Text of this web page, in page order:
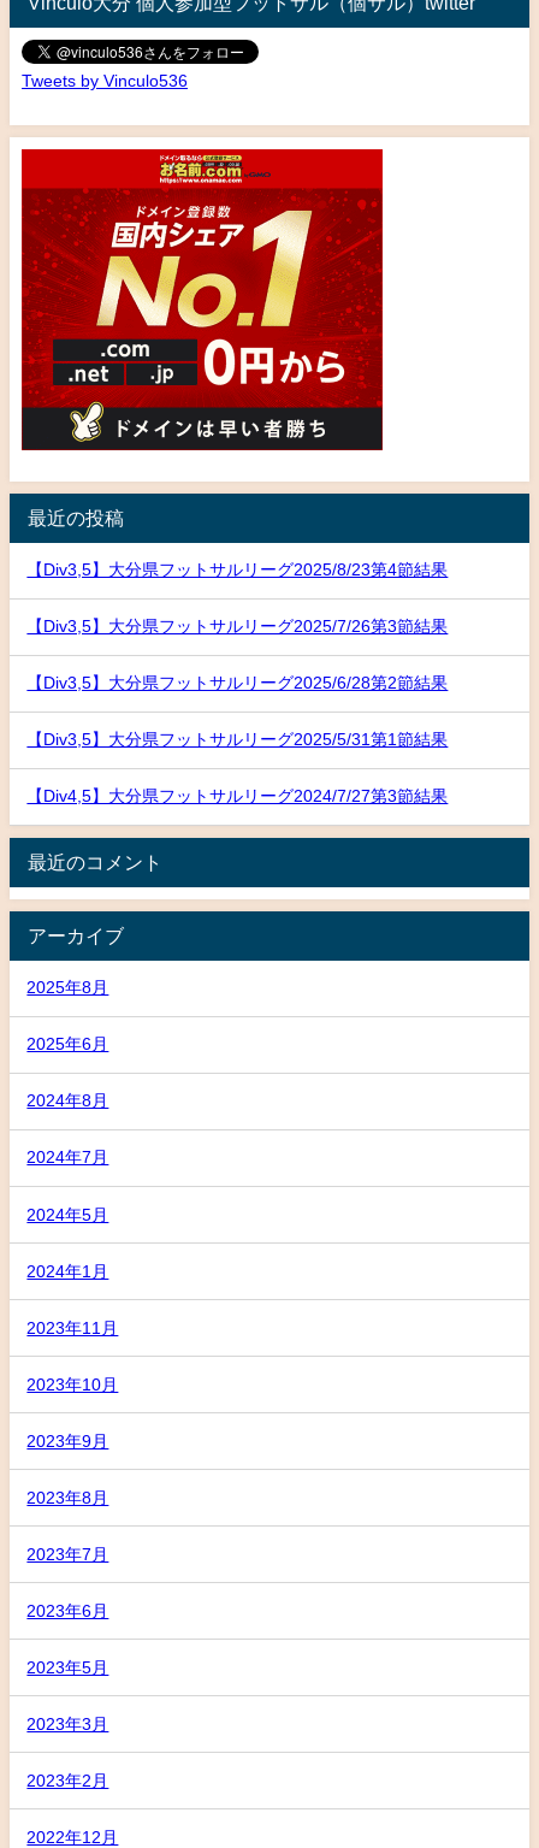
Tweets by Vinculo536
最近の投稿
【Div3,5】大分県フットサルリーグ2025/8/23第4節結果
【Div3,5】大分県フットサルリーグ2025/7/26第3節結果
【Div3,5】大分県フットサルリーグ2025/6/28第2節結果
【Div3,5】大分県フットサルリーグ2025/5/31第1節結果
【Div4,5】大分県フットサルリーグ2024/7/27第3節結果
最近のコメント
アーカイブ
2025年8月
2025年6月
2024年8月
2024年7月
2024年5月
2024年1月
2023年11月
2023年10月
2023年9月
2023年8月
2023年7月
2023年6月
2023年5月
2023年3月
2023年2月
2022年12月